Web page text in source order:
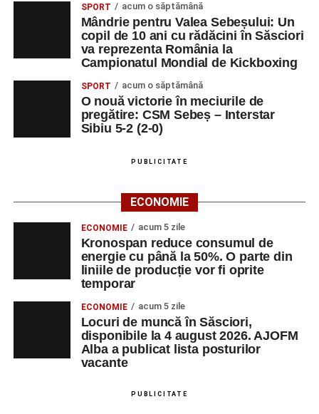
SPORT acum o săptămână
Mândrie pentru Valea Sebeșului: Un
copil de 10 ani cu rădăcini în Săsciori
va reprezenta România la
Campionatul Mondial de Kickboxing
SPORT acum o săptămână
O nouă victorie în meciurile de
pregătire: CSM Sebeș – Interstar
Sibiu 5-2 (2-0)
PUBLICITATE
ECONOMIE
ECONOMIE acum 5 zile
Kronospan reduce consumul de
energie cu până la 50%. O parte din
liniile de producție vor fi oprite
temporar
ECONOMIE acum 5 zile
Locuri de muncă în Săsciori,
disponibile la 4 august 2026. AJOFM
Alba a publicat lista posturilor
vacante
PUBLICITATE